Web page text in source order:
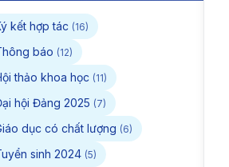
bằng Giỏi trước hạn
kết hợp tác (16)
báo (12)
thảo khoa học (11)
hội Đảng 2025 (7)
dục có chất lượng (6)
sinh 2024 (5)